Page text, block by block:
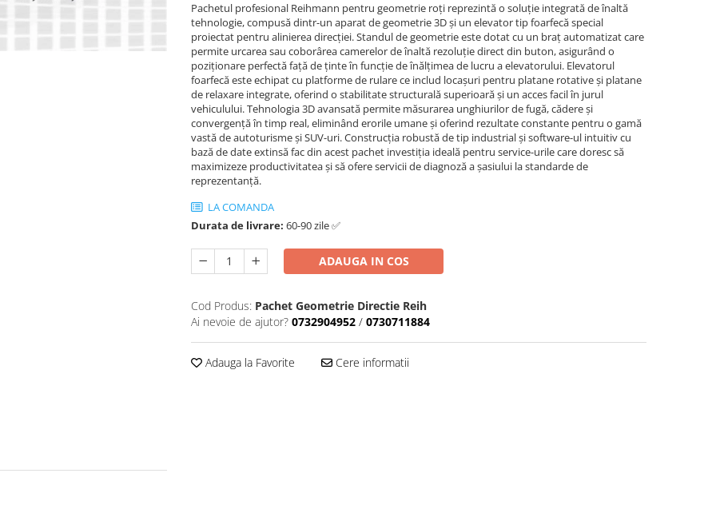
Pachetul profesional Reihmann pentru geometrie roți reprezintă o soluție integrată de înaltă
tehnologie, compusă dintr-un aparat de geometrie 3D și un elevator tip foarfecă special
proiectat pentru alinierea direcției. Standul de geometrie este dotat cu un braț automatizat care
permite urcarea sau coborârea camerelor de înaltă rezoluție direct din buton, asigurând o
poziționare perfectă față de ținte în funcție de înălțimea de lucru a elevatorului. Elevatorul
foarfecă este echipat cu platforme de rulare ce includ locașuri pentru platane rotative și platane
de relaxare integrate, oferind o stabilitate structurală superioară și un acces facil în jurul
vehiculului. Tehnologia 3D avansată permite măsurarea unghiurilor de fugă, cădere și
convergență în timp real, eliminând erorile umane și oferind rezultate constante pentru o gamă
vastă de autoturisme și SUV-uri. Construcția robustă de tip industrial și software-ul intuitiv cu
bază de date extinsă fac din acest pachet investiția ideală pentru service-urile care doresc să
maximizeze productivitatea și să ofere servicii de diagnoză a șasiului la standarde de
reprezentanță.
LA COMANDA
Durata de livrare: 60-90 zile ✅
ADAUGA IN COS
Cod Produs: Pachet Geometrie Directie Reih
Ai nevoie de ajutor? 0732904952 / 0730711884
Adauga la Favorite Cere informatii